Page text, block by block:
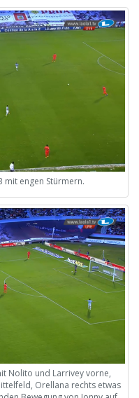
mit engen Stürmern.
Nolito und Larrivey vorne,
Orellana rechts etwas